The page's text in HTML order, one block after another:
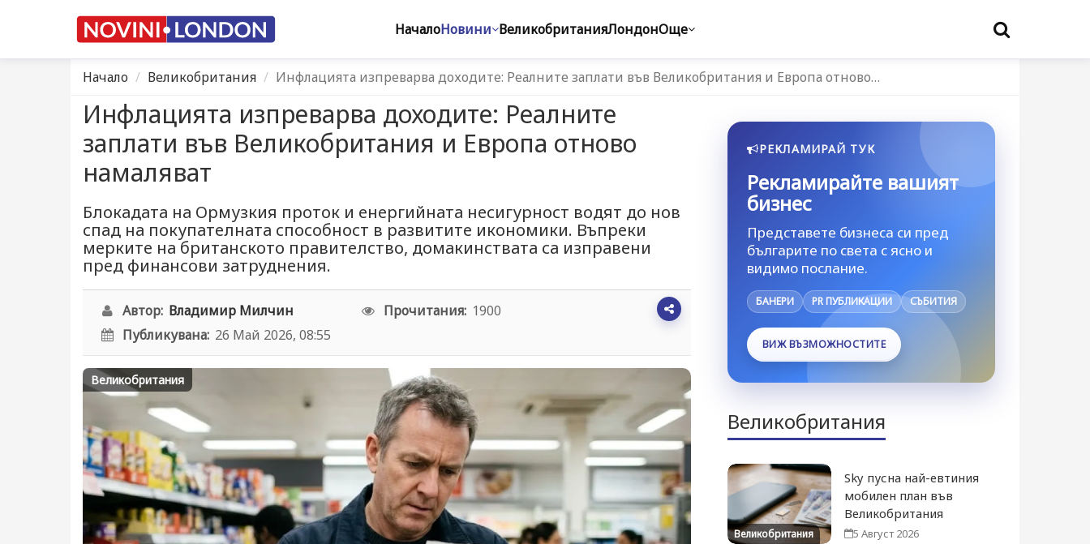
НачалоНовини ВеликобританияЛондонОще
Начало Великобритания Инфлацията изпреварва доходите: Реалните заплати във Великобритания и Европа отново…
Инфлацията изпреварва доходите: Реалните
заплати във Великобритания и Европа отново
намаляват
Блокадата на Ормузкия проток и енергийната несигурност водят до нов
спад на покупателната способност в развитите икономики. Въпреки
мерките на британското правителство, домакинствата са изправени
пред финансови затруднения.
Автор: Владимир Милчин Прочитания: 1900
Публикувана: 26 Май 2026, 08:55
Великобритания
РЕКЛАМИРАЙ ТУК
Рекламирайте вашият
бизнес
Представете бизнеса си пред
българите по света с ясно и
видимо послание.
БАНЕРИ PR ПУБЛИКАЦИИ СЪБИТИЯ
ВИЖ ВЪЗМОЖНОСТИТЕ
Великобритания
Великобритания
Sky пусна най-евтиния
мобилен план във
Великобритания
5 Август 2026